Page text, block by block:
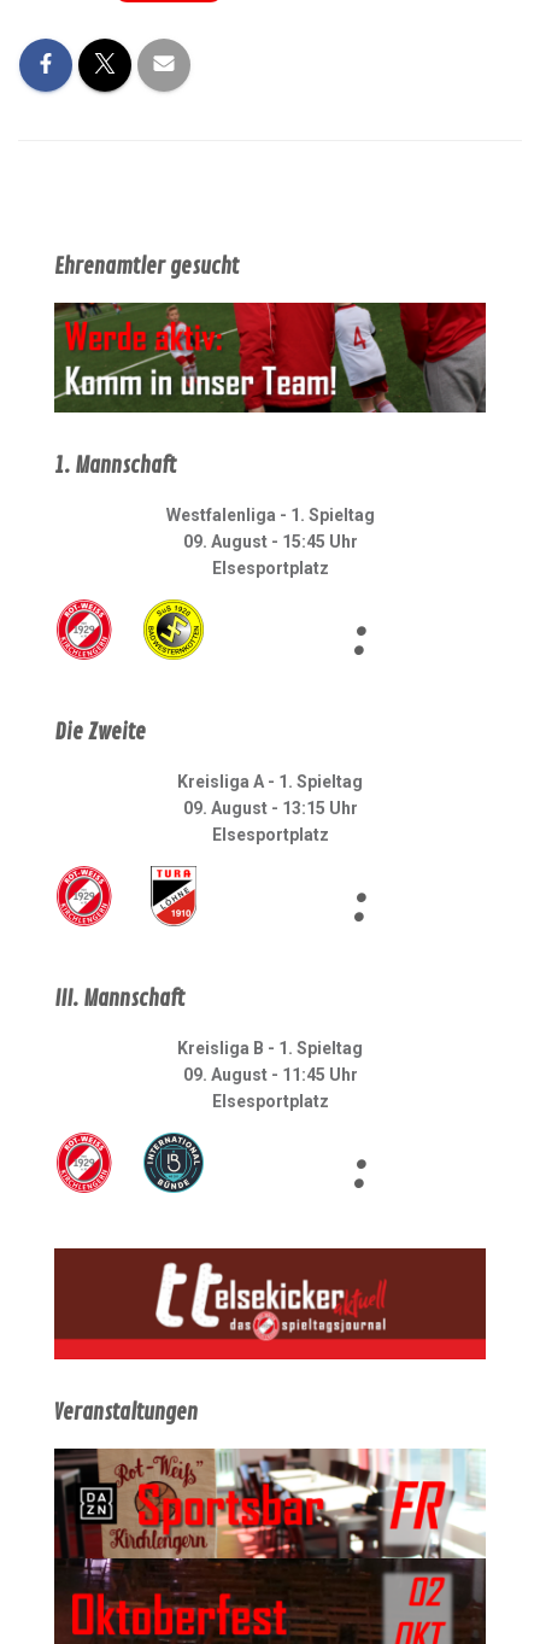
Ehrenamtler gesucht
1. Mannschaft
Westfalenliga - 1. Spieltag
09. August - 15:45 Uhr
Elsesportplatz
:
Die Zweite
Kreisliga A - 1. Spieltag
09. August - 13:15 Uhr
Elsesportplatz
:
III. Mannschaft
Kreisliga B - 1. Spieltag
09. August - 11:45 Uhr
Elsesportplatz
:
Veranstaltungen